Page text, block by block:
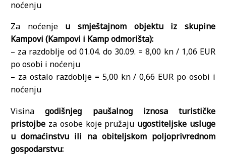
noćenju
Za noćenje u smještajnom objektu iz skupine
Kampovi (Kampovi i Kamp odmorišta):
– za razdoblje od 01.04. do 30.09. = 8,00 kn / 1,06 EUR
po osobi i noćenju
– za ostalo razdoblje = 5,00 kn / 0,66 EUR po osobi i
noćenju
Visinagodišnjeg paušalnog iznosa turističke
pristojbe za osobe koje pružaju ugostiteljske usluge
u domaćinstvu ili na obiteljskom poljoprivrednom
gospodarstvu: